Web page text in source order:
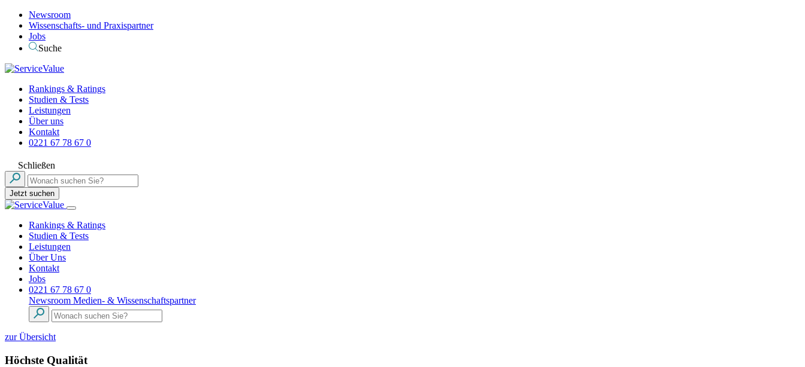
Newsroom
Wissenschafts- und Praxispartner
Jobs
Suche
Rankings & Ratings
Studien & Tests
Leistungen
Über uns
Kontakt
0221 67 78 67 0
Schließen
Jetzt suchen
Rankings & Ratings
Studien & Tests
Leistungen
Über Uns
Kontakt
Jobs
0221 67 78 67 0
Newsroom Medien- & Wissenschaftspartner
zur Übersicht
Höchste Qualität